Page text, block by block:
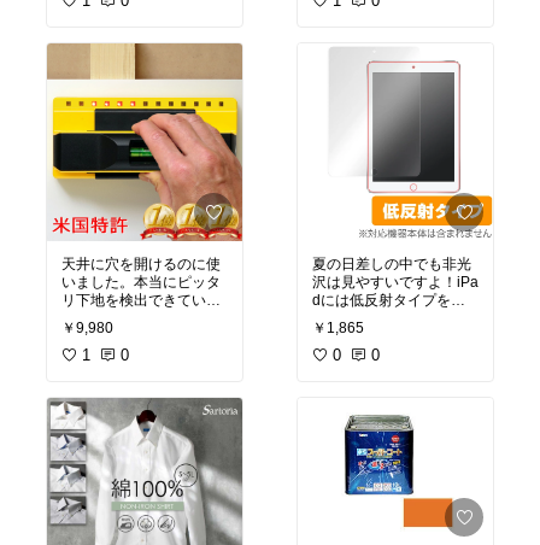
天井に穴を開けるのに使
いました。本当にピッタ
リ下地を検出できていた
ので感動！
￥9,980
1 0
夏の日差しの中でも非光
沢は見やすいですよ！iPa
dには低反射タイプを！
買いました！
￥1,865
0 0